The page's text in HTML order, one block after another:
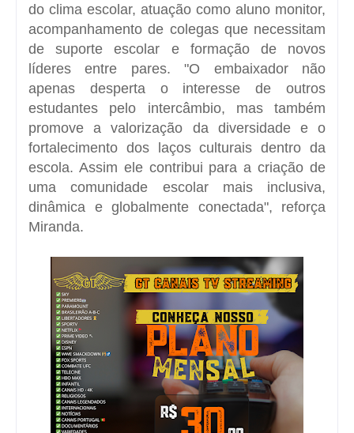
do clima escolar, atuação como aluno monitor,
acompanhamento de colegas que necessitam
de suporte escolar e formação de novos
líderes entre pares. "O embaixador não
apenas desperta o interesse de outros
estudantes pelo intercâmbio, mas também
promove a valorização da diversidade e o
fortalecimento dos laços culturais dentro da
escola. Assim ele contribui para a criação de
uma comunidade escolar mais inclusiva,
dinâmica e globalmente conectada", reforça
Miranda.